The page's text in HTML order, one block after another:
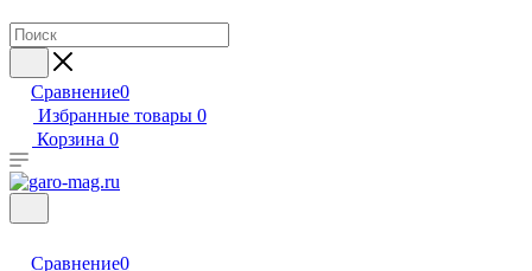
Сравнение0
Избранные товары 0
Корзина 0
Сравнение0